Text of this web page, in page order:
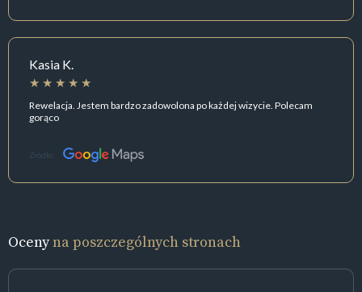
Kasia K.
Rewelacja. Jestem bardzo zadowolona po każdej wizycie. Polecam
gorąco
Źródło:
Ocenyna poszczególnych stronach